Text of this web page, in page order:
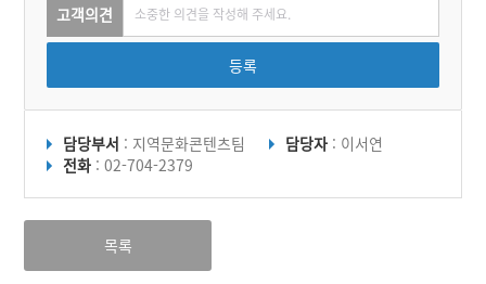
고객의견
등록
담당부서 : 지역문화콘텐츠팀 담당자 : 이서연
전화 : 02-704-2379
목록